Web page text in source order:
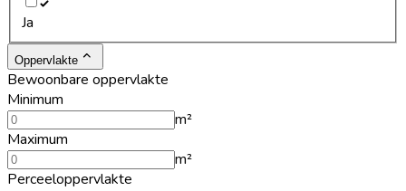
Ja
Oppervlakte
Bewoonbare oppervlakte
Minimum
m²
Maximum
m²
Perceeloppervlakte